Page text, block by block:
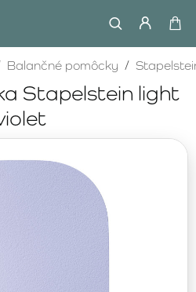
Stapelstein light
Balančné pomôcky